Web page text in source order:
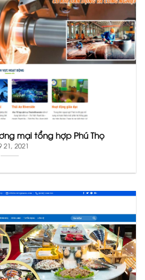
mại tổng hợp Phú Thọ
21, 2021